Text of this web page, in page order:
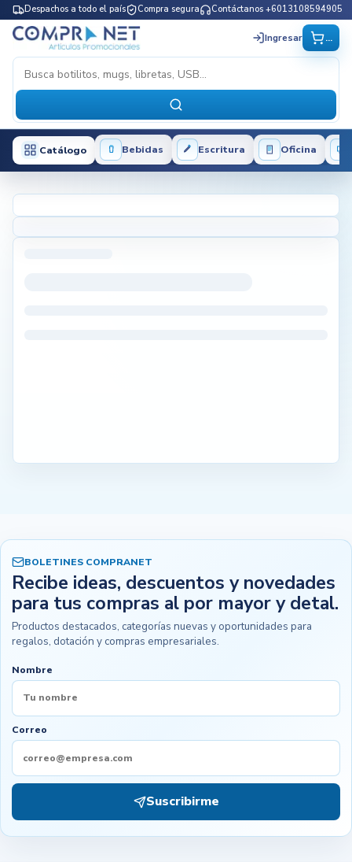
Despachos a todo el país Compra segura Contáctanos +6013108594905
Ingresar ...
Catálogo Bebidas Escritura Oficina
BOLETINES COMPRANET
Recibe ideas, descuentos y novedades
para tus compras al por mayor y detal.
Productos destacados, categorías nuevas y oportunidades para
regalos, dotación y compras empresariales.
Nombre
Correo
Suscribirme